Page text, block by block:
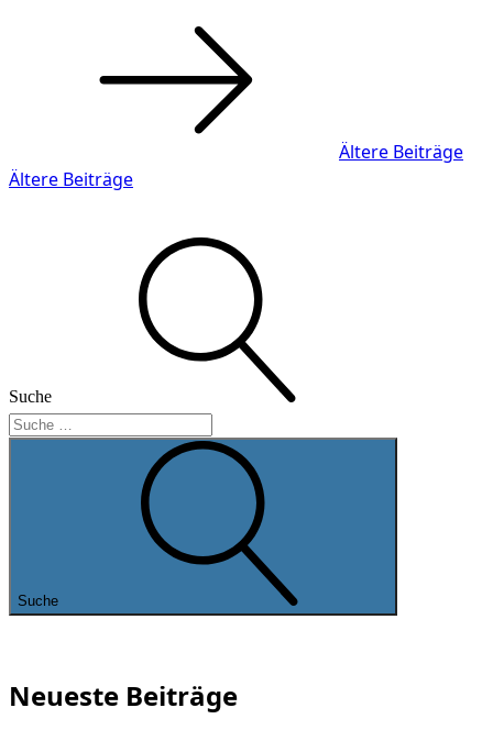
Ältere Beiträge
Ältere Beiträge
Suche
Suche
Neueste Beiträge